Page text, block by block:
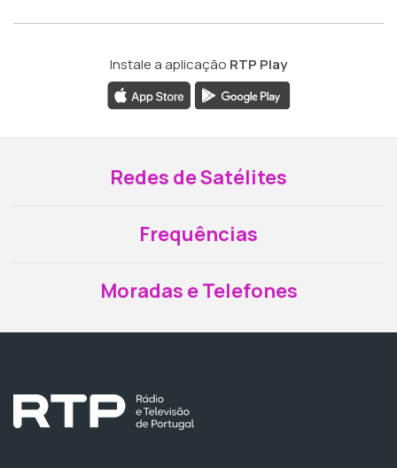
Instale a aplicação RTP Play
Redes de Satélites
Frequências
Moradas e Telefones